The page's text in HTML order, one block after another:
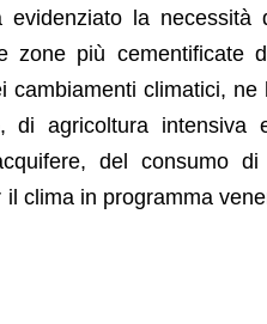
la necessità
zone più cementificate
cambiamenti climatici, ne
di agricoltura intensiva
del consumo
clima in programma